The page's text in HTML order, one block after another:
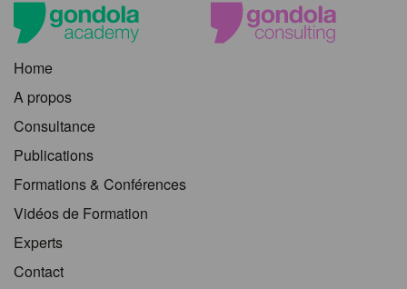
Home
A propos
Consultance
Publications
Formations & Conférences
Vidéos de Formation
Experts
Contact